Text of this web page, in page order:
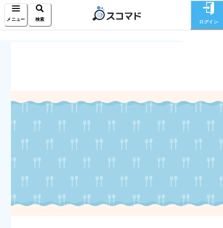
メニュー 検索 ログイン